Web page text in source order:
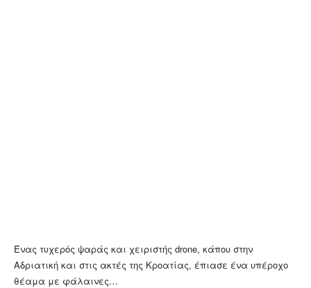
Ένας τυχερός ψαράς και χειριστής drone, κάπου στην
Αδριατική και στις ακτές της Κροατίας, έπιασε ένα υπέροχο
θέαμα με φάλαινες…